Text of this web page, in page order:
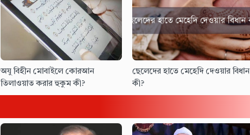
অযু বিহীন মোবাইলে কোরআন
তিলাওয়াত করার হুকুম কী?
ছেলেদের হাতে মেহেদি দেওয়ার বিধান
কী?